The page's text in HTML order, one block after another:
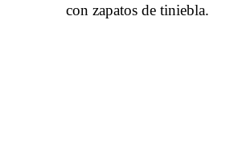
con zapatos de tiniebla.